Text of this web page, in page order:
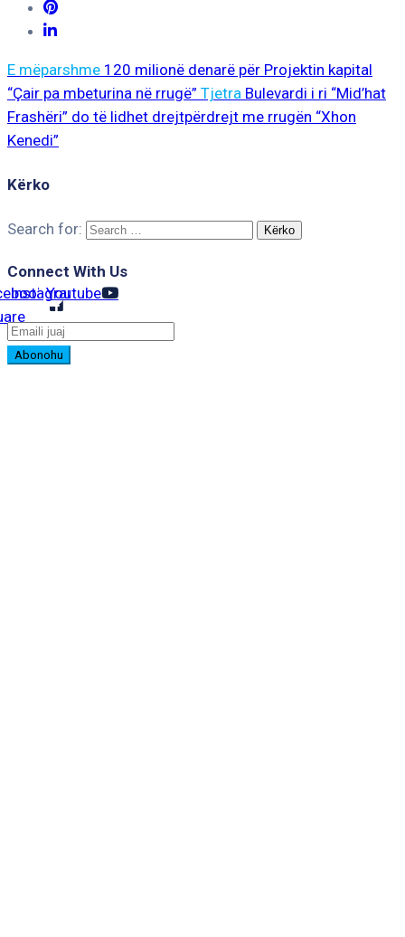
E mëparshme 120 milionë denarë për Projektin kapital
“Çair pa mbeturina në rrugë” Tjetra Bulevardi i ri “Mid’hat
Frashëri” do të lidhet drejtpërdrejt me rrugën “Xhon
Kenedi”
Kërko
Search for:
Connect With Us
Instagram
Youtube